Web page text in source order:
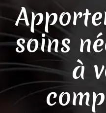
soins
à